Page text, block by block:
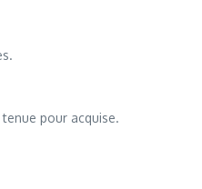
pour acquise.